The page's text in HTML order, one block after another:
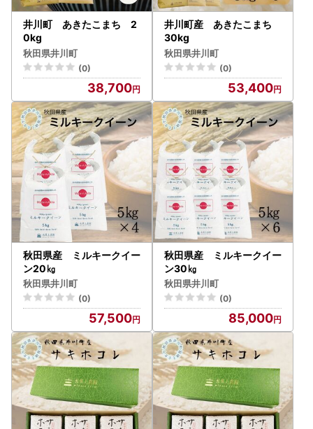
井川町 あきたこまち 2
0kg
秋田県井川町
(0)
38,700
井川町産 あきたこまち
30kg
秋田県井川町
(0)
53,400
秋田県産 ミルキークイー
ン20㎏
秋田県井川町
(0)
57,500
秋田県産 ミルキークイー
ン30㎏
秋田県井川町
(0)
85,000